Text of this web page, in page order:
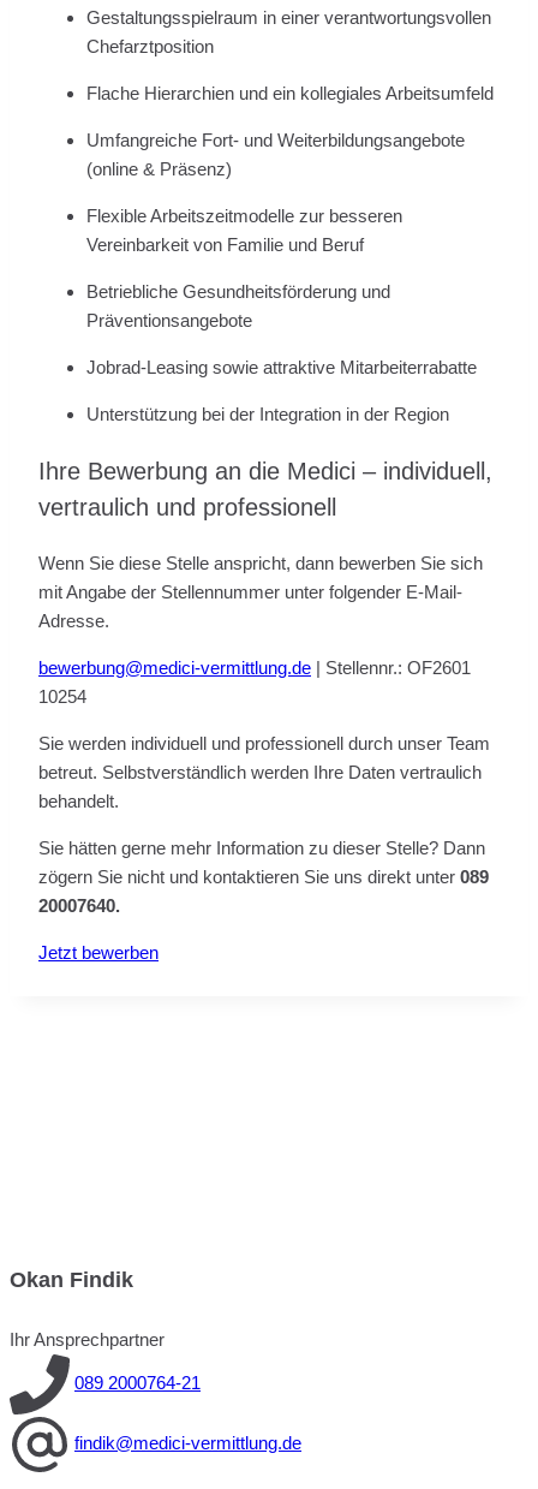
Gestaltungsspielraum in einer verantwortungsvollen
Chefarztposition
Flache Hierarchien und ein kollegiales Arbeitsumfeld
Umfangreiche Fort- und Weiterbildungsangebote
(online & Präsenz)
Flexible Arbeitszeitmodelle zur besseren
Vereinbarkeit von Familie und Beruf
Betriebliche Gesundheitsförderung und
Präventionsangebote
Jobrad-Leasing sowie attraktive Mitarbeiterrabatte
Unterstützung bei der Integration in der Region
Ihre Bewerbung an die Medici – individuell,
vertraulich und professionell
Wenn Sie diese Stelle anspricht, dann bewerben Sie sich
mit Angabe der Stellennummer unter folgender E-Mail-
Adresse.
bewerbung@medici-vermittlung.de | Stellennr.: OF2601
10254
Sie werden individuell und professionell durch unser Team
betreut. Selbstverständlich werden Ihre Daten vertraulich
behandelt.
Sie hätten gerne mehr Information zu dieser Stelle? Dann
zögern Sie nicht und kontaktieren Sie uns direkt unter 089
20007640.
Jetzt bewerben
Okan Findik
Ihr Ansprechpartner
089 2000764-21
findik@medici-vermittlung.de